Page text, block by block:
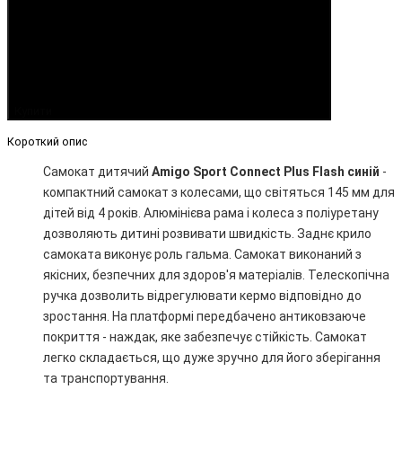
Короткий опис
Самокат дитячий Amigo Sport Connect Plus Flash синій -
компактний самокат з колесами, що світяться 145 мм для
дітей від 4 років. Алюмінієва рама і колеса з поліуретану
дозволяють дитині розвивати швидкість. Заднє крило
самоката виконує роль гальма. Самокат виконаний з
якісних, безпечних для здоров'я матеріалів. Телескопічна
ручка дозволить відрегулювати кермо відповідно до
зростання. На платформі передбачено антиковзаюче
покриття - наждак, яке забезпечує стійкість. Самокат
легко складається, що дуже зручно для його зберігання
та транспортування.